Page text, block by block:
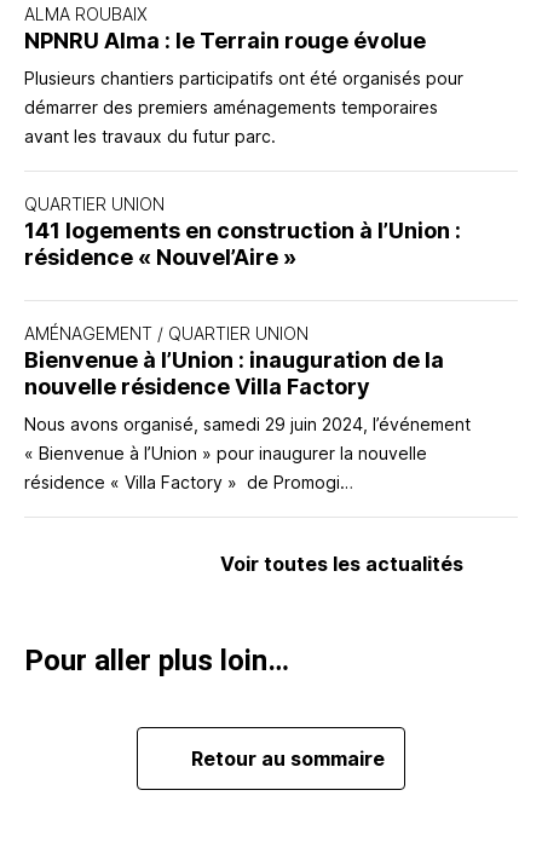
ALMA ROUBAIX
NPNRU Alma : le Terrain rouge évolue
Plusieurs chantiers participatifs ont été organisés pour
démarrer des premiers aménagements temporaires
avant les travaux du futur parc.
QUARTIER UNION
141 logements en construction à l’Union :
résidence « Nouvel’Aire »
AMÉNAGEMENT / QUARTIER UNION
Bienvenue à l’Union : inauguration de la
nouvelle résidence Villa Factory
Nous avons organisé, samedi 29 juin 2024, l’événement
« Bienvenue à l’Union » pour inaugurer la nouvelle
résidence « Villa Factory » de Promogi…
Voir toutes les actualités
Pour aller plus loin…
Retour au sommaire